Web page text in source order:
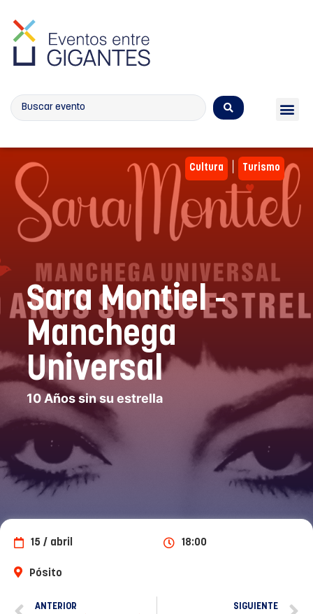
Sara Montiel -
Manchega
Universal
10 Años sin su estrella
Cultura Turismo
15 / abril 18:00
Pósito
ANTERIOR SIGUIENTE